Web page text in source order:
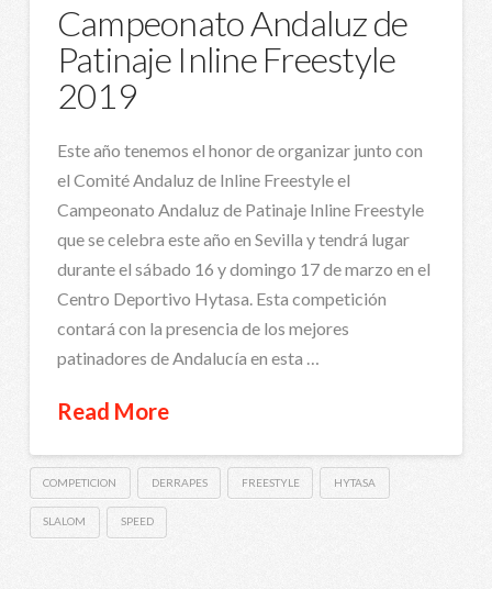
Campeonato Andaluz de
Patinaje Inline Freestyle
2019
Este año tenemos el honor de organizar junto con
el Comité Andaluz de Inline Freestyle el
Campeonato Andaluz de Patinaje Inline Freestyle
que se celebra este año en Sevilla y tendrá lugar
durante el sábado 16 y domingo 17 de marzo en el
Centro Deportivo Hytasa. Esta competición
contará con la presencia de los mejores
patinadores de Andalucía en esta …
Read More
COMPETICION DERRAPES FREESTYLE HYTASA
SLALOM SPEED